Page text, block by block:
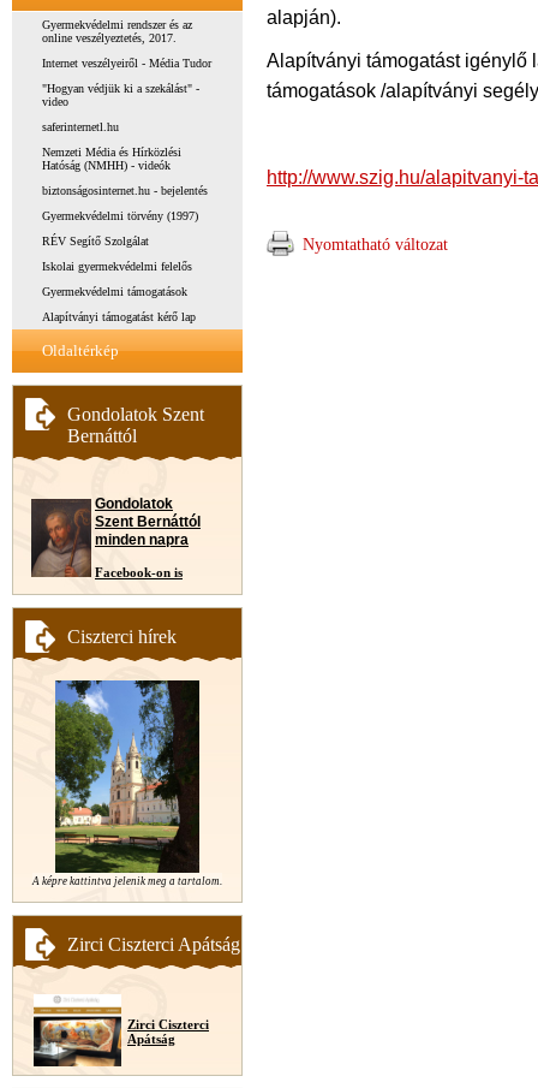
Gyermekvédelmi rendszer és az
online veszélyeztetés, 2017.
Internet veszélyeiről - Média Tudor
"Hogyan védjük ki a szekálást" -
video
saferinternetl.hu
Nemzeti Média és Hírközlési
Hatóság (NMHH) - videók
biztonságosinternet.hu - bejelentés
Gyermekvédelmi törvény (1997)
RÉV Segítő Szolgálat
Iskolai gyermekvédelmi felelős
Gyermekvédelmi támogatások
Alapítványi támogatást kérő lap
Oldaltérkép
Gondolatok Szent
Bernáttól
Gondolatok
Szent Bernáttól
minden napra
Facebook-on is
Ciszterci hírek
A képre kattintva jelenik meg a tartalom.
Zirci Ciszterci Apátság
Zirci Ciszterci
Apátság
alapján).
Alapítványi támogatást igénylő
támogatások /alapítványi
http://www.szig.hu/alapitvanyi-
Nyomtatható változat